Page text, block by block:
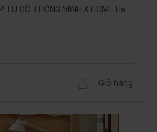
TỦ ĐỒ THÔNG MINH X HOME Hà
Giỏ hàng